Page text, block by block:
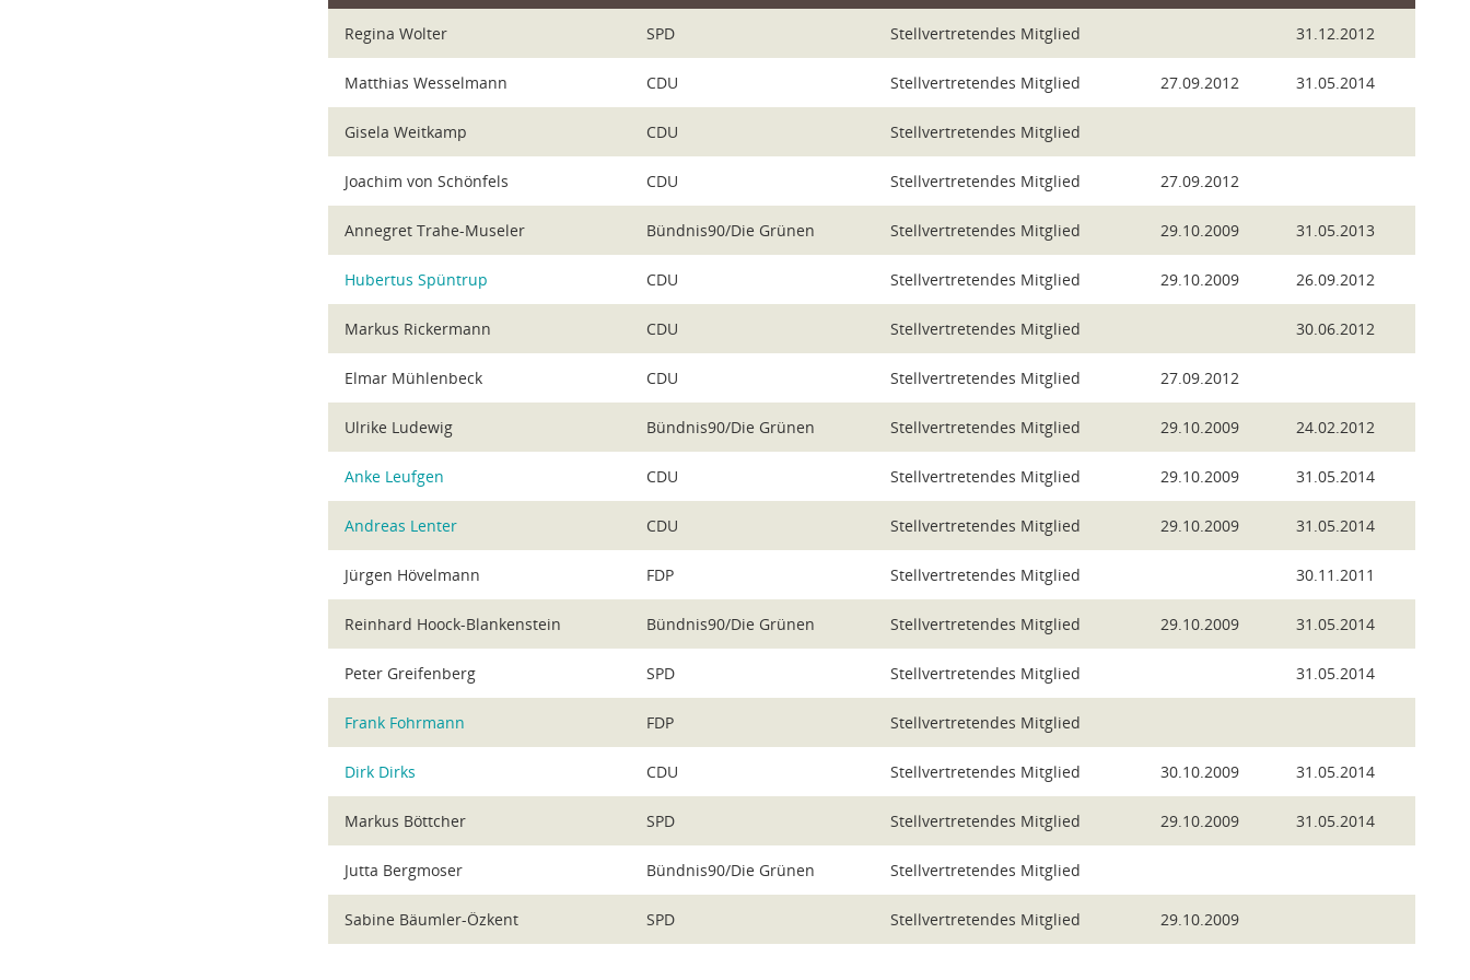
Regina Wolter SPD Stellvertretendes Mitglied 31.12.2012
Matthias Wesselmann CDU Stellvertretendes Mitglied 27.09.2012 31.05.2014
Gisela Weitkamp CDU Stellvertretendes Mitglied
Joachim von Schönfels CDU Stellvertretendes Mitglied 27.09.2012
Annegret Trahe-Museler Bündnis90/Die Grünen Stellvertretendes Mitglied 29.10.2009 31.05.2013
Hubertus Spüntrup CDU Stellvertretendes Mitglied 29.10.2009 26.09.2012
Markus Rickermann CDU Stellvertretendes Mitglied 30.06.2012
Elmar Mühlenbeck CDU Stellvertretendes Mitglied 27.09.2012
Ulrike Ludewig Bündnis90/Die Grünen Stellvertretendes Mitglied 29.10.2009 24.02.2012
Anke Leufgen CDU Stellvertretendes Mitglied 29.10.2009 31.05.2014
Andreas Lenter CDU Stellvertretendes Mitglied 29.10.2009 31.05.2014
Jürgen Hövelmann FDP Stellvertretendes Mitglied 30.11.2011
Reinhard Hoock-Blankenstein Bündnis90/Die Grünen Stellvertretendes Mitglied 29.10.2009 31.05.2014
Peter Greifenberg SPD Stellvertretendes Mitglied 31.05.2014
Frank Fohrmann FDP Stellvertretendes Mitglied
Dirk Dirks CDU Stellvertretendes Mitglied 30.10.2009 31.05.2014
Markus Böttcher SPD Stellvertretendes Mitglied 29.10.2009 31.05.2014
Jutta Bergmoser Bündnis90/Die Grünen Stellvertretendes Mitglied
Sabine Bäumler-Özkent SPD Stellvertretendes Mitglied 29.10.2009